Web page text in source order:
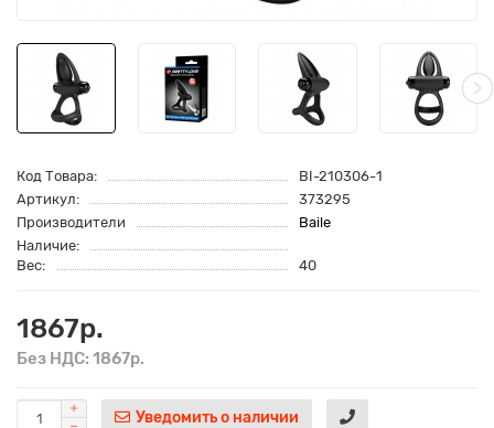
Код Товара:
BI-210306-1
Артикул:
373295
Производители
Baile
Наличие:
Вес:
40
1867р.
Без НДС: 1867р.
Уведомить о наличии